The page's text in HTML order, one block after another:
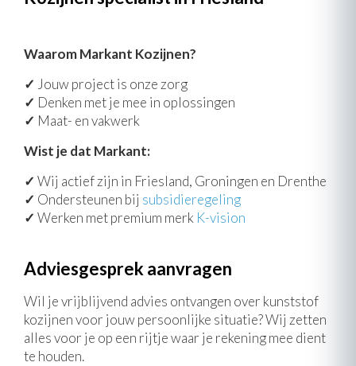
Waarom Markant Kozijnen?
✓ Jouw project is onze zorg
✓ Denken met je mee in oplossingen
✓ Maat- en vakwerk
Wist je dat Markant:
✓ Wij actief zijn in Friesland, Groningen en Drenthe
✓ Ondersteunen bij subsidieregeling
✓ Werken met premium merk K-vision
Adviesgesprek aanvragen
Wil je vrijblijvend advies ontvangen over kunststof
kozijnen voor jouw persoonlijke situatie? Wij zetten
alles voor je op een rijtje waar je rekening mee dient
te houden.